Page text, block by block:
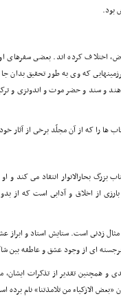
بود.
اختلاف کرده اند. بعضى
که وى به طور تحقیق
و هند و سند و حضر موت و اندونزى و
ها را که از آن مجلّد برخى از آثار
بزرگ بحارالانوار انتقاد مى کند و
بارزى از اخلاق و آدابى است که از
مثال زدنى است. ستایش استاد و
برجسته اى از وجود عشق و عاطفه بین
و همچنین تقدیر از تذکرات
«بعض الازکیاء من تلامذتنا» نام برده